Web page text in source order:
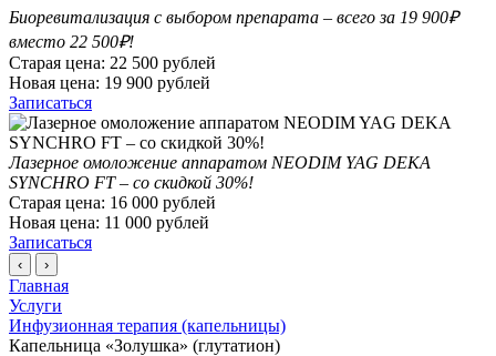
Биоревитализация с выбором препарата – всего за 19 900₽
вместо 22 500₽!
Старая цена: 22 500 рублей
Новая цена: 19 900 рублей
Записаться
Лазерное омоложение аппаратом NEODIM YAG DEKA
SYNCHRO FT – со скидкой 30%!
Старая цена: 16 000 рублей
Новая цена: 11 000 рублей
Записаться
‹ ›
Главная
Услуги
Инфузионная терапия (капельницы)
Капельница «Золушка» (глутатион)